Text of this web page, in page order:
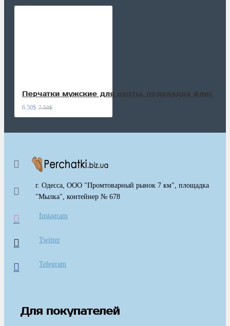
Перчатки мужские для охоты, подкладка флис
6.50$ 7.50$
г. Одесса, ООО "Промтоварный рынок 7 км", площадка
"Мылка", контейнер № 678
Instagram
Twitter
Telegram
Для покупателей